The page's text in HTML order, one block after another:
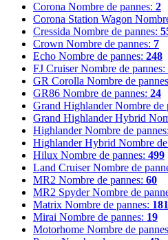
Corona Nombre de pannes: 2
Corona Station Wagon
Cressida Nombre de pannes:
Crown Nombre de pannes: 7
Echo Nombre de pannes: 248
FJ Cruiser Nombre de pannes:
GR Corolla Nombre de
GR86 Nombre de pannes: 24
Grand Highlander Nombre de
Grand Highlander Hybrid
Highlander Nombre de pannes:
Highlander Hybrid Nombre
Hilux Nombre de pannes: 499
Land Cruiser Nombre de
MR2 Nombre de pannes: 60
MR2 Spyder Nombre de
Matrix Nombre de pannes:
Mirai Nombre de pannes: 19
Motorhome Nombre de